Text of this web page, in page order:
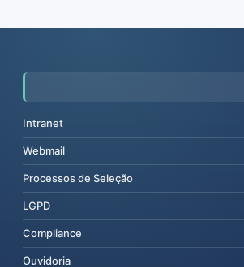
Intranet
Webmail
Processos de Seleção
LGPD
Compliance
Ouvidoria